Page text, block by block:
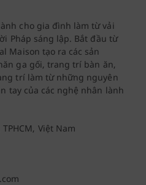
cho gia đình làm từ vải
Pháp sáng lập. Bắt đầu từ
Maison tạo ra các sản
ga gối, trang trí bàn ăn,
trí làm từ những nguyên
tay của các nghệ nhân lành
Việt Nam